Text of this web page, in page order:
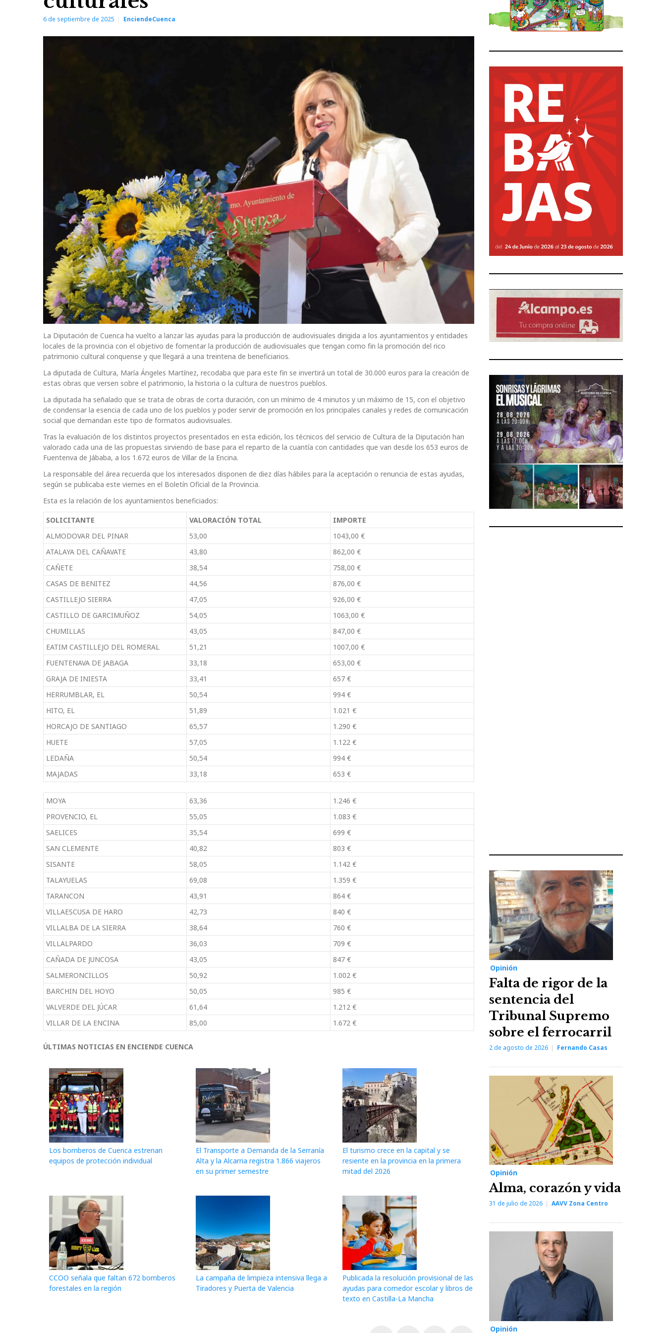
6 de septiembre de 2025 EnciendeCuenca
La Diputación de Cuenca ha vuelto a lanzar las ayudas para la producción de audiovisuales dirigida a los ayuntamientos y entidades
locales de la provincia con el objetivo de fomentar la producción de audiovisuales que tengan como fin la promoción del rico
patrimonio cultural conquense y que llegará a una treintena de beneficiarios.
La diputada de Cultura, María Ángeles Martínez, recodaba que para este fin se invertirá un total de 30.000 euros para la creación de
estas obras que versen sobre el patrimonio, la historia o la cultura de nuestros pueblos.
La diputada ha señalado que se trata de obras de corta duración, con un mínimo de 4 minutos y un máximo de 15, con el objetivo
de condensar la esencia de cada uno de los pueblos y poder servir de promoción en los principales canales y redes de comunicación
social que demandan este tipo de formatos audiovisuales.
Tras la evaluación de los distintos proyectos presentados en esta edición, los técnicos del servicio de Cultura de la Diputación han
valorado cada una de las propuestas sirviendo de base para el reparto de la cuantía con cantidades que van desde los 653 euros de
Fuentenva de Jábaba, a los 1.672 euros de Villar de la Encina.
La responsable del área recuerda que los interesados disponen de diez días hábiles para la aceptación o renuncia de estas ayudas,
según se publicaba este viernes en el Boletín Oficial de la Provincia.
Esta es la relación de los ayuntamientos beneficiados:
SOLICITANTE VALORACIÓN TOTAL
IMPORTE
ALMODOVAR DEL PINAR
53,00
1043,00 €
ATALAYA DEL CAÑAVATE
43,80
862,00 €
CAÑETE
38,54
758,00 €
CASAS DE BENITEZ
44,56
876,00 €
CASTILLEJO SIERRA
47,05
926,00 €
CASTILLO DE GARCIMUÑOZ
54,05
1063,00 €
CHUMILLAS
43,05
847,00 €
EATIM CASTILLEJO DEL ROMERAL
51,21
1007,00 €
FUENTENAVA DE JABAGA
33,18
653,00 €
GRAJA DE INIESTA
33,41
657 €
HERRUMBLAR, EL
50,54
994 €
HITO, EL
51,89
1.021 €
HORCAJO DE SANTIAGO
65,57
1.290 €
HUETE
57,05
1.122 €
LEDAÑA
50,54
994 €
MAJADAS
33,18 653 €
MOYA 63,36
1.246 €
PROVENCIO, EL
55,05
1.083 €
SAELICES
35,54
699 €
SAN CLEMENTE
40,82
803 €
SISANTE
58,05
1.142 €
TALAYUELAS
69,08
1.359 €
TARANCON
43,91
864 €
VILLAESCUSA DE HARO
42,73
840 €
VILLALBA DE LA SIERRA
38,64
760 €
VILLALPARDO
36,03
709 €
CAÑADA DE JUNCOSA
43,05
847 €
SALMERONCILLOS
50,92
1.002 €
BARCHIN DEL HOYO
50,05
985 €
VALVERDE DEL JÚCAR
61,64
1.212 €
VILLAR DE LA ENCINA
85,00 1.672 €
ÚLTIMAS NOTICIAS EN ENCIENDE CUENCA
Los bomberos de Cuenca estrenan
equipos de protección individual
El Transporte a Demanda de la Serranía
Alta y la Alcarria registra 1.866 viajeros
en su primer semestre
El turismo crece en la capital y se
resiente en la provincia en la primera
mitad del 2026
CCOO señala que faltan 672 bomberos
forestales en la región
La campaña de limpieza intensiva llega a
Tiradores y Puerta de Valencia
Publicada la resolución provisional de las
ayudas para comedor escolar y libros de
texto en Castilla-La Mancha
Opinión
Falta de rigor de la
sentencia del
Tribunal Supremo
sobre el ferrocarril
2 de agosto de 2026 Fernando Casas
Opinión
Alma, corazón y vida
31 de julio de 2026 AAVV Zona Centro
Opinión